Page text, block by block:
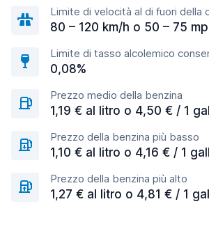
Limite di velocità al di fuori della
80 – 120 km/h o 50 – 75
Limite di tasso alcolemico
0,08%
Prezzo medio della benzina
1,19 € al litro o 4,50 € / 1
Prezzo della benzina più basso
1,10 € al litro o 4,16 € / 1
Prezzo della benzina più alto
1,27 € al litro o 4,81 € / 1